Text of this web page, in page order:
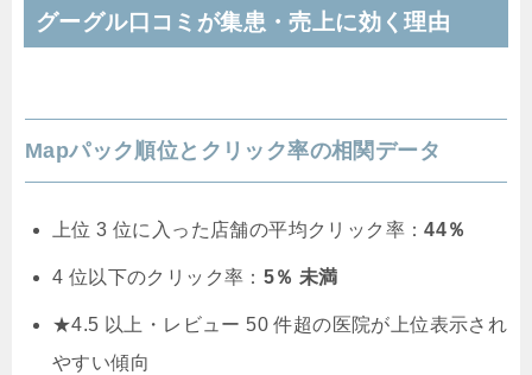
グーグル口コミが集患・売上に効く理由
Mapパック順位とクリック率の相関データ
上位 3 位に入った店舗の平均クリック率：44％
4 位以下のクリック率： 5％ 未満
★4.5 以上・レビュー 50 件超の医院が上位表示され
やすい傾向